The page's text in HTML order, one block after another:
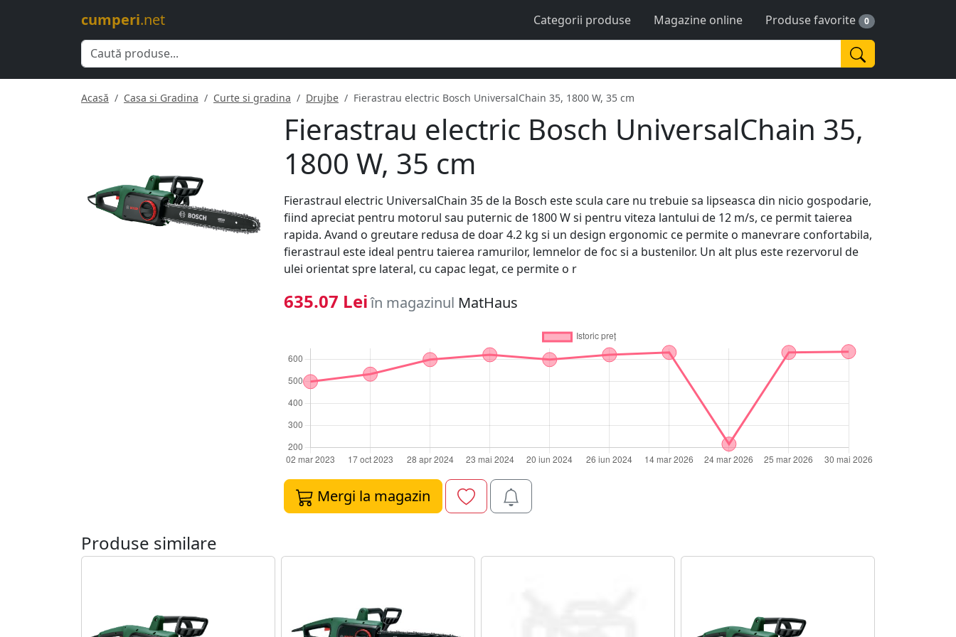
cumperi.net Categorii produse Magazine online Produse favorite 0
Acasă Casa si Gradina Curte si gradina Drujbe Fierastrau electric Bosch UniversalChain 35, 1800 W, 35 cm
Fierastrau electric Bosch UniversalChain 35,
1800 W, 35 cm
Fierastraul electric UniversalChain 35 de la Bosch este scula care nu trebuie sa lipseasca din nicio gospodarie,
fiind apreciat pentru motorul sau puternic de 1800 W si pentru viteza lantului de 12 m/s, ce permit taierea
rapida. Avand o greutare redusa de doar 4.2 kg si un design ergonomic ce permite o manevrare confortabila,
fierastraul este ideal pentru taierea ramurilor, lemnelor de foc si a bustenilor. Un alt plus este rezervorul de
ulei orientat spre lateral, cu capac legat, ce permite o r
635.07 Leiîn magazinul MatHaus
Mergi la magazin
Produse similare